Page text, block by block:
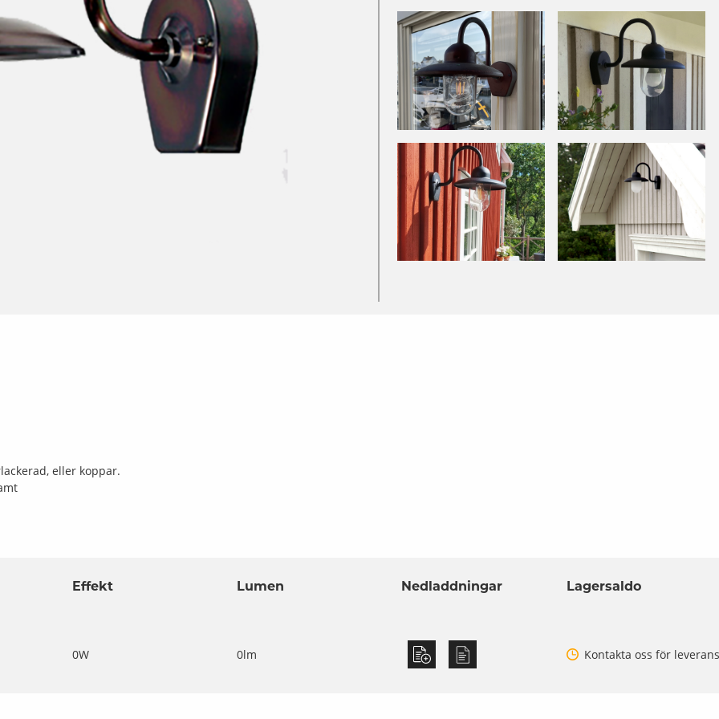
Skymningsrelä
Ersätter lysrör T8
Utbyteskit för lysrör
Ersätter kompaktlysrör
eller koppar.
Effekt Lumen Nedladdningar Lagersaldo
0W 0lm Kontakta oss för leverans